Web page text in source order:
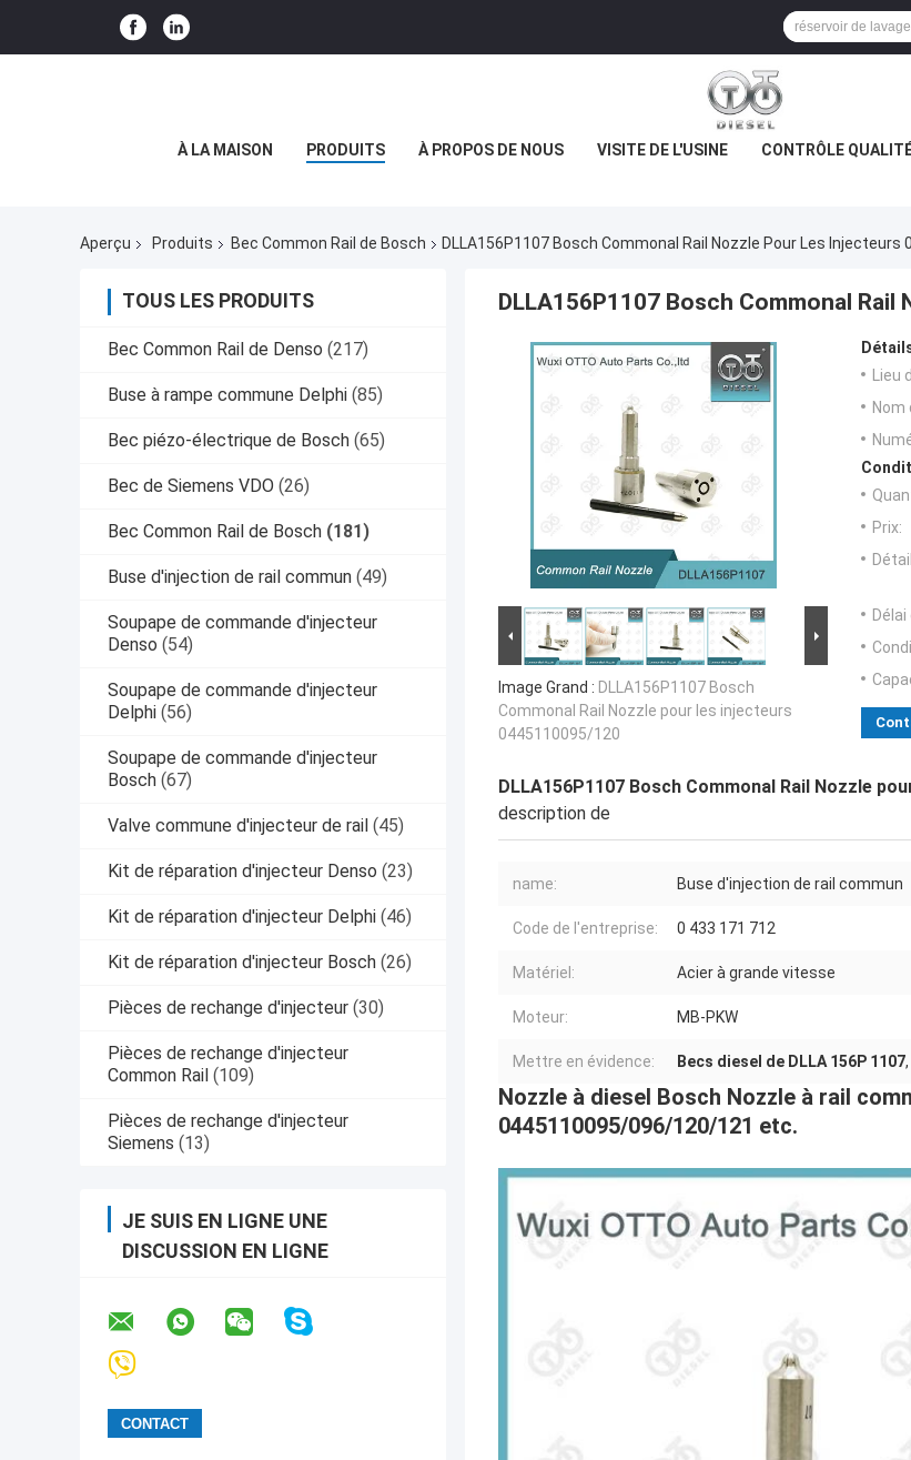
À LA MAISON PRODUITS À PROPOS DE NOUS VISITE DE L'USINE CONTRÔLE
Aperçu Produits Bec Common Rail de Bosch DLLA156P1107 Bosch Commonal Rail Nozzle Pour Les Injecteurs
TOUS LES PRODUITS
Bec Common Rail de Denso (217)
Buse à rampe commune Delphi (85)
Bec piézo-électrique de Bosch (65)
Bec de Siemens VDO (26)
Bec Common Rail de Bosch (181)
Buse d'injection de rail commun (49)
Soupape de commande d'injecteur
Denso (54)
Soupape de commande d'injecteur
Delphi (56)
Soupape de commande d'injecteur
Bosch (67)
Valve commune d'injecteur de rail (45)
Kit de réparation d'injecteur Denso (23)
Kit de réparation d'injecteur Delphi (46)
Kit de réparation d'injecteur Bosch (26)
Pièces de rechange d'injecteur (30)
Pièces de rechange d'injecteur
Common Rail (109)
Pièces de rechange d'injecteur
Siemens (13)
JE SUIS EN LIGNE UNE
DISCUSSION EN LIGNE
DLLA156P1107 Bosch Commonal
Image Grand : DLLA156P1107 Bosch
Commonal Rail Nozzle pour les injecteurs
0445110095/120
Lieu
Nom
Prix:
DLLA156P1107 Bosch Commonal Rail Nozzle
description de
name: Buse d'injection de rail commun
Code de l'entreprise: 0 433 171 712
Matériel: Acier à grande vitesse
Moteur: MB-PKW
Mettre en évidence: Becs diesel de DLLA 156P 1107,
Nozzle à diesel Bosch Nozzle à rail
0445110095/096/120/121 etc.